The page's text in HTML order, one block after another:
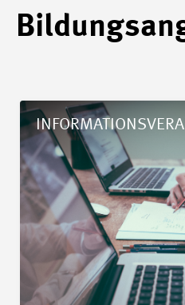
Details Vertiefungs-Kurs GAV